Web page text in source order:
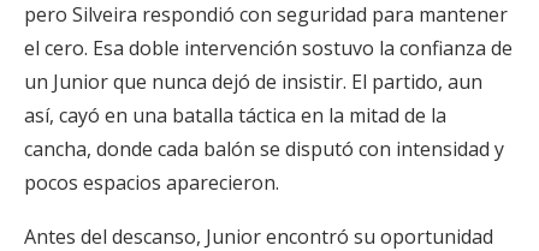
pero Silveira respondió con seguridad para mantener
el cero. Esa doble intervención sostuvo la confianza de
un Junior que nunca dejó de insistir. El partido, aun
así, cayó en una batalla táctica en la mitad de la
cancha, donde cada balón se disputó con intensidad y
pocos espacios aparecieron.
Antes del descanso, Junior encontró su oportunidad